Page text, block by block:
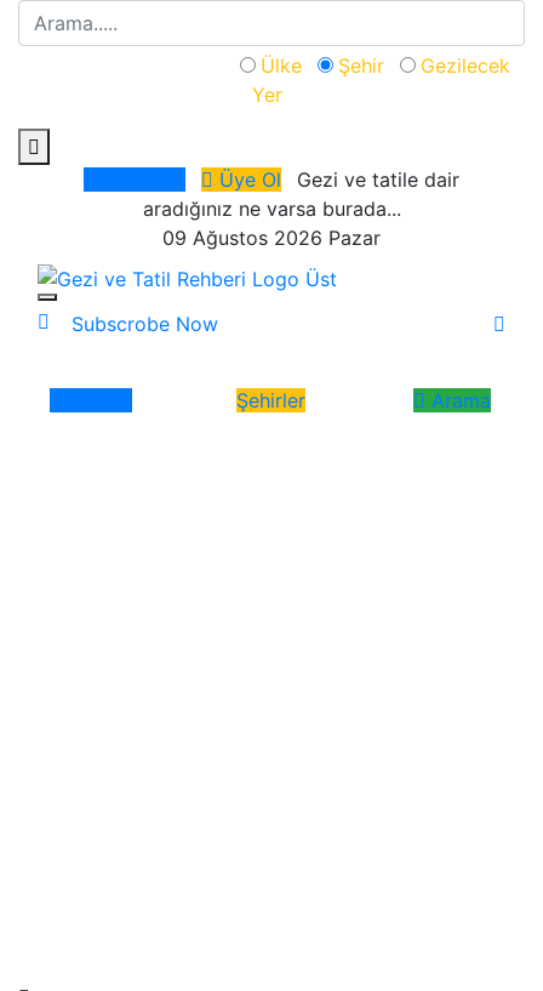
Ülke Şehir
Gezilecek
Yer
Üye Ol
Gezi ve tatile dair
aradığınız ne varsa burada...
09 Ağustos 2026 Pazar
Subscrobe Now
Şehirler Arama